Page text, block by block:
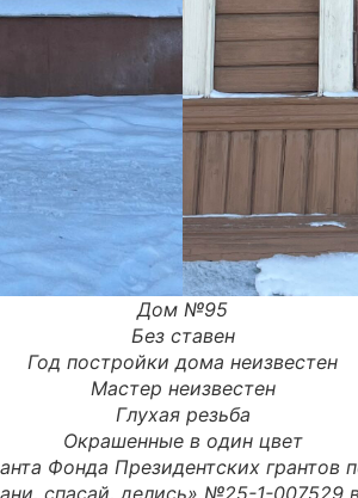
Дом №95
Без ставен
Год постройки дома неизвестен
Мастер неизвестен
Глухая резьба
Окрашенные в один цвет
Фонда Президентских